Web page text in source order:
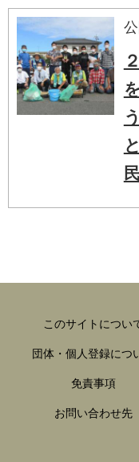
このサイトについ
団体・個人登録につ
免責事項
お問い合わせ先